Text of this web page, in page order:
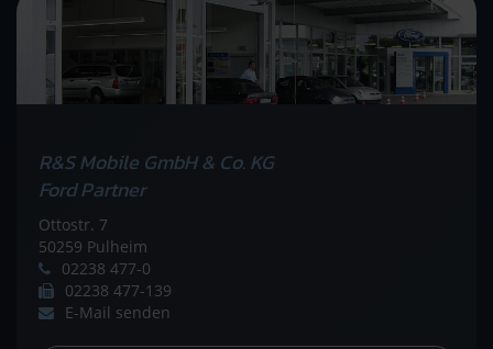
R&S Mobile GmbH & Co. KG
Ford Partner
Ottostr. 7
50259 Pulheim
02238 477-0
02238 477-139
E-Mail senden